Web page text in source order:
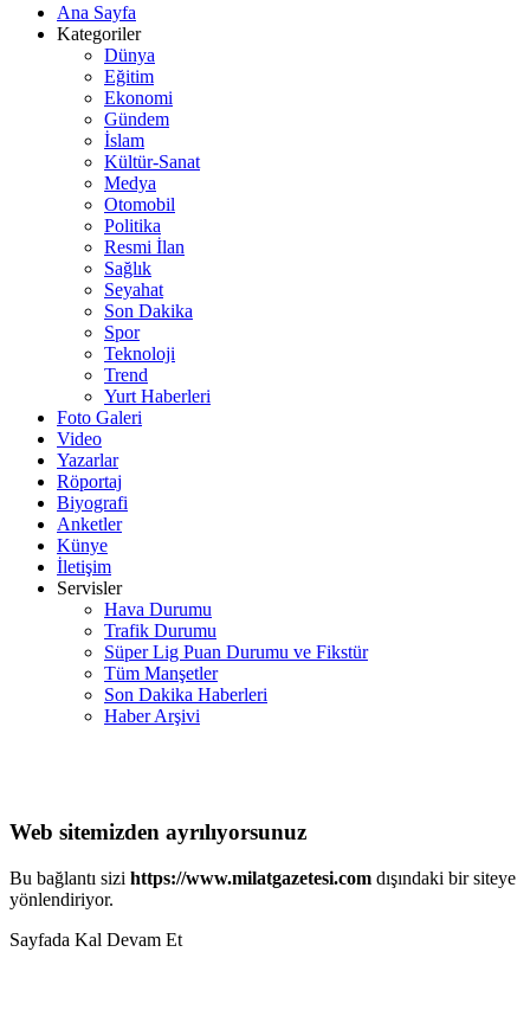
Ana Sayfa
Kategoriler
Dünya
Eğitim
Ekonomi
Gündem
İslam
Kültür-Sanat
Medya
Otomobil
Politika
Resmi İlan
Sağlık
Seyahat
Son Dakika
Spor
Teknoloji
Trend
Yurt Haberleri
Foto Galeri
Video
Yazarlar
Röportaj
Biyografi
Anketler
Künye
İletişim
Servisler
Hava Durumu
Trafik Durumu
Süper Lig Puan Durumu ve Fikstür
Tüm Manşetler
Son Dakika Haberleri
Haber Arşivi
Web sitemizden ayrılıyorsunuz
Bu bağlantı sizi https://www.milatgazetesi.com dışındaki bir siteye
yönlendiriyor.
Sayfada Kal Devam Et